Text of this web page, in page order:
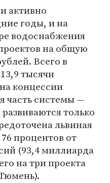
активно
годы, и на
водоснабжения
на общую
Всего в
тысячи
концессии
часть системы —
только
львиная
процентов от
(93,4 миллиарда
на три проекта